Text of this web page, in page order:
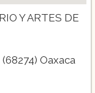
Y ARTES DE
Oaxaca